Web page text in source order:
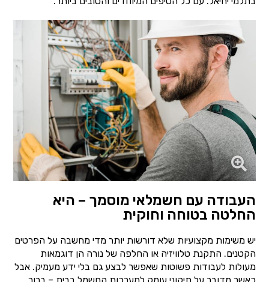
העבודה עם חשמלאי מוסמך – היא
החלטה בטוחה וחוקית
יש משימות מקצועיות שלא דורשות יותר מדי מחשבה על הפרטים
הקטנים. התקנת טלוויזיה או החלפה של נורה הן דוגמאות
מעולות לעבודות פשוטות שאפשר לבצע גם בלי ידע מעמיק. אבל